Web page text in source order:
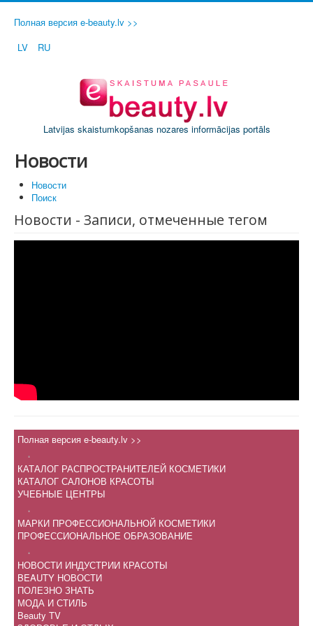
Полная версия e-beauty.lv >>
LV
RU
Latvijas skaistumkopšanas nozares informācijas portāls
Новости
Новости
Поиск
Новости - Записи, отмеченные тегом
Полная версия e-beauty.lv >>
.
КАТАЛОГ РАСПРОСТРАНИТЕЛЕЙ КОСМЕТИКИ
КАТАЛОГ САЛОНОВ КРАСОТЫ
УЧЕБНЫЕ ЦЕНТРЫ
.
МАРКИ ПРОФЕССИОНАЛЬНОЙ КОСМЕТИКИ
ПРОФЕССИОНАЛЬНОЕ ОБРАЗОВАНИЕ
.
НОВОСТИ ИНДУСТРИИ КРАСОТЫ
BEAUTY НОВОСТИ
ПОЛЕЗНО ЗНАТЬ
МОДА И СТИЛЬ
Beauty TV